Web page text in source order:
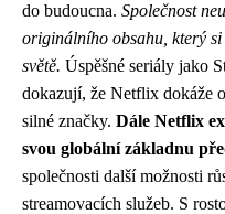
do budoucna. Společnost
originálního obsahu, který
světě. Úspěšné seriály jako
dokazují, že Netflix dokáže
silné značky. Dále Netflix
svou globální základnu
společnosti další možnosti
streamovacích služeb. S